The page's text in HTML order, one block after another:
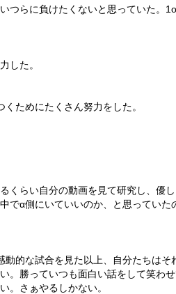
つらに負けたくないと思っていた。
した。
ためにたくさん努力をした。
くらい自分の動画を見て研究し、優
でα側にいていいのか、と思ってい
動的な試合を見た以上、自分たちは
。勝っていつも面白い話をして笑わ
。さぁやるしかない。